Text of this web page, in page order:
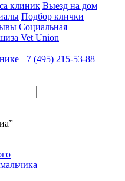
клиник Выезд на дом
Подбор клички
Социальная
Vet Union
+7 (495) 215-53-88 –